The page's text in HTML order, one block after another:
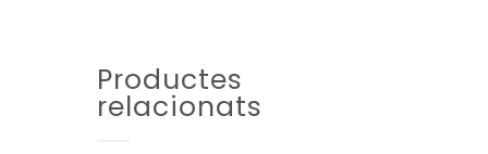
Productes
relacionats